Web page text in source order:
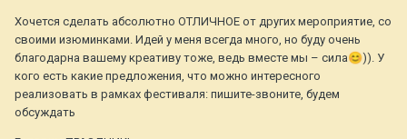
Хочется сделать абсолютно ОТЛИЧНОЕ от других мероприятие, со
своими изюминками. Идей у меня всегда много, но буду очень
благодарна вашему креативу тоже, ведь вместе мы – сила😊)). У
кого есть какие предложения, что можно интересного
реализовать в рамках фестиваля: пишите-звоните, будем
обсуждать